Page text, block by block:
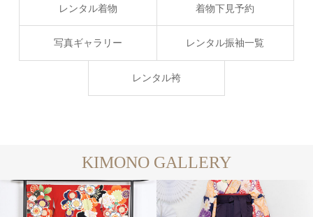
レンタル着物 着物下見予約
写真ギャラリー レンタル振袖一覧
レンタル袴
KIMONO GALLERY